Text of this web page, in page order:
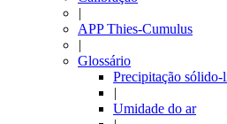
|
APP Thies-Cumulus
|
Glossário
Precipitação
|
Umidade do ar